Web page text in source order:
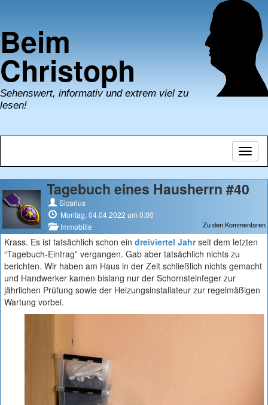
Beim
Christoph
Sehenswert, informativ und extrem viel zu
lesen!
Tagebuch eines Hausherrn #40
Sicarius
Montag, 04.04.2022 um 0:00
Zu den Kommentaren
Immobilie
Krass. Es ist tatsächlich schon ein dreiviertel Jahrseit dem letzten
“Tagebuch-Eintrag” vergangen. Gab aber tatsächlich nichts zu
berichten. Wir haben am Haus in der Zeit schließlich nichts gemacht
und Handwerker kamen bislang nur der Schornsteinfeger zur
jährlichen Prüfung sowie der Heizungsinstallateur zur regelmäßigen
Wartung vorbei.